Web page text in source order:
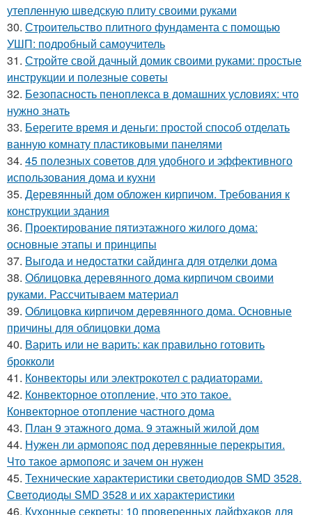
утепленную шведскую плиту своими руками
30. Строительство плитного фундамента с помощью
УШП: подробный самоучитель
31. Стройте свой дачный домик своими руками: простые
инструкции и полезные советы
32. Безопасность пеноплекса в домашних условиях: что
нужно знать
33. Берегите время и деньги: простой способ отделать
ванную комнату пластиковыми панелями
34. 45 полезных советов для удобного и эффективного
использования дома и кухни
35. Деревянный дом обложен кирпичом. Требования к
конструкции здания
36. Проектирование пятиэтажного жилого дома:
основные этапы и принципы
37. Выгода и недостатки сайдинга для отделки дома
38. Облицовка деревянного дома кирпичом своими
руками. Рассчитываем материал
39. Облицовка кирпичом деревянного дома. Основные
причины для облицовки дома
40. Варить или не варить: как правильно готовить
брокколи
41. Конвекторы или электрокотел с радиаторами.
42. Конвекторное отопление, что это такое.
Конвекторное отопление частного дома
43. План 9 этажного дома. 9 этажный жилой дом
44. Нужен ли армопояс под деревянные перекрытия.
Что такое армопояс и зачем он нужен
45. Технические характеристики светодиодов SMD 3528.
Светодиоды SMD 3528 и их характеристики
46. Кухонные секреты: 10 проверенных лайфхаков для